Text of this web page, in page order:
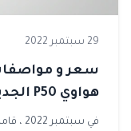
29 سبتمبر 2022
هواوي P50 الجديد